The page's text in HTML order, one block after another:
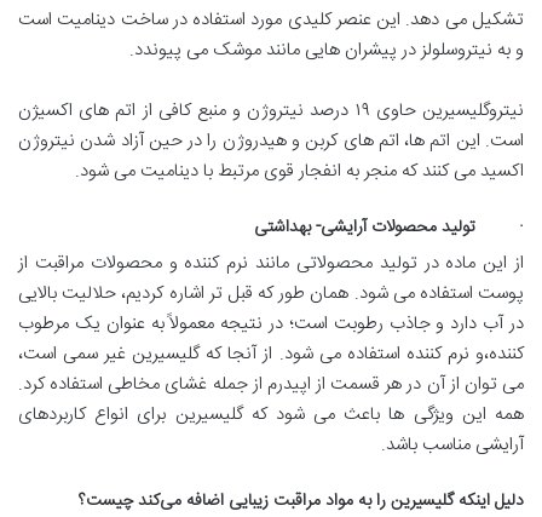
تشکیل می دهد. این عنصر کلیدی مورد استفاده در ساخت دینامیت است
و به نیتروسلولز در پیشران هایی مانند موشک می پیوندد.
نیتروگلیسیرین حاوی ۱۹ درصد نیتروژن و منبع کافی از اتم های اکسیژن
است. این اتم ها، اتم های کربن و هیدروژن را در حین آزاد شدن نیتروژن
اکسید می کنند که منجر به انفجار قوی مرتبط با دینامیت می شود.
· تولید محصولات آرایشی- بهداشتی
از این ماده در تولید محصولاتی مانند نرم کننده و محصولات مراقبت از
پوست استفاده می شود. همان طور که قبل تر اشاره کردیم، حلالیت بالایی
در آب دارد و جاذب رطوبت است؛ در نتیجه معمولاً به عنوان یک مرطوب
کننده،و نرم کننده استفاده می شود. از آنجا که گلیسیرین غیر سمی است،
می توان از آن در هر قسمت از اپیدرم از جمله غشای مخاطی استفاده کرد.
همه این ویژگی ها باعث می شود که گلیسیرین برای انواع کاربردهای
آرایشی مناسب باشد.
دلیل اینکه گلیسیرین را به مواد مراقبت زیبایی اضافه می‌کند چیست؟